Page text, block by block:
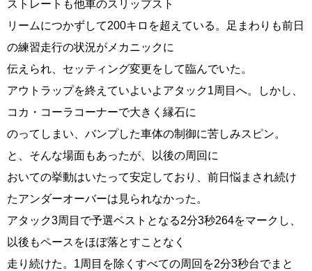
ストレートも他車のスリップスト
リームにつかずして200キロを超えている。足まわりも前日
の練習走行の状況がメカニックに
伝えられ、セッティング変更をして臨んでいた。
アウトラップを終えていよいよアタック1周目へ。しかし、
コカ・コーラコーナーで大きく縁石に
のってしまい、バンプした車体の制御に苦しみスピン。
と、そんな場面もあったが、以後の周回に
おいての挙動はいたって安定しており、前日悩まされ続け
たアンダーオーバーは見られなかった。
アタック3周目で予選ベストとなる2分3秒264をマークし、
以後もペースをほぼ落とすことなく
走り続けた。1周目を除くすべての周回を2分3秒台でまと